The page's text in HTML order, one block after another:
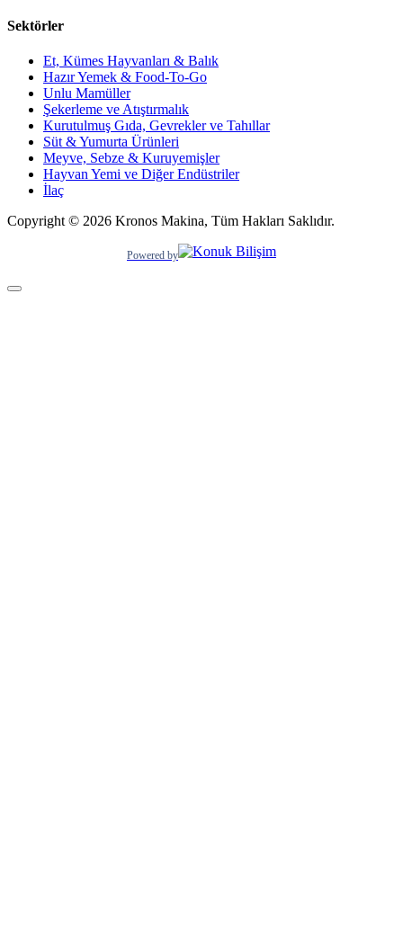
Sektörler
Et, Kümes Hayvanları & Balık
Hazır Yemek & Food-To-Go
Unlu Mamüller
Şekerleme ve Atıştırmalık
Kurutulmuş Gıda, Gevrekler ve Tahıllar
Süt & Yumurta Ürünleri
Meyve, Sebze & Kuruyemişler
Hayvan Yemi ve Diğer Endüstriler
İlaç
Copyright © 2026 Kronos Makina, Tüm Hakları Saklıdır.
Powered by